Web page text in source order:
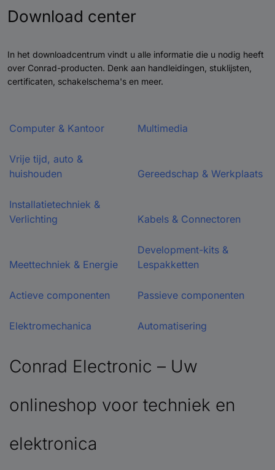
Download center
In het downloadcentrum vindt u alle informatie die u nodig heeft
over Conrad-producten. Denk aan handleidingen, stuklijsten,
certificaten, schakelschema's en meer.
Computer & Kantoor Multimedia
Vrije tijd, auto &
huishouden
Gereedschap & Werkplaats
Installatietechniek &
Verlichting
Kabels & Connectoren
Meettechniek & Energie
Development-kits &
Lespakketten
Actieve componenten Passieve componenten
Elektromechanica Automatisering
Conrad Electronic – Uw
onlineshop voor techniek en
elektronica